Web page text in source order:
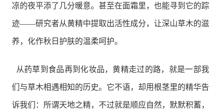
凉的夜平添了几分暖意。甚至在面霜里，也能寻到它的踪
迹——研究者从黄精中提取出活性成分，让深山草木的滋
养，化作秋日护肤的温柔呵护。
从药草到食品再到化妆品，黄精走过的路，就是一部我
们与草木相遇相知的历史。它不语，却用根茎里的精华告
诉我们：所谓天地之精，不过就是顺应自然，默默积蓄，